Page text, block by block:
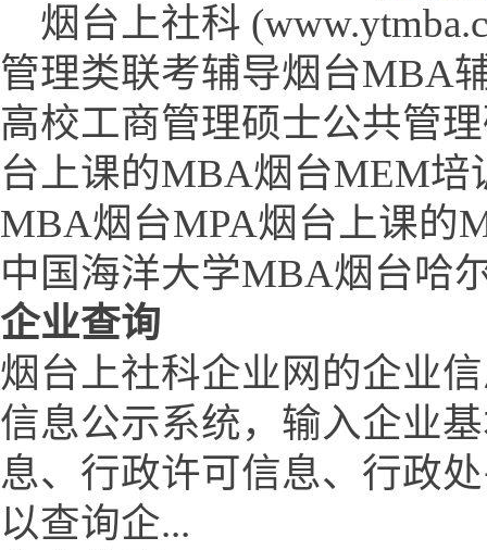
烟台上社科
管理类联考辅导烟台MBA
高校工商管理硕士公共管
台上课的MBA烟台MEM培
MBA烟台MPA烟台上课的
中国海洋大学MBA烟台哈
企业查询
烟台上社科企业网的企业
信息公示系统，输入企业
息、行政许可信息、行政
以查询企...